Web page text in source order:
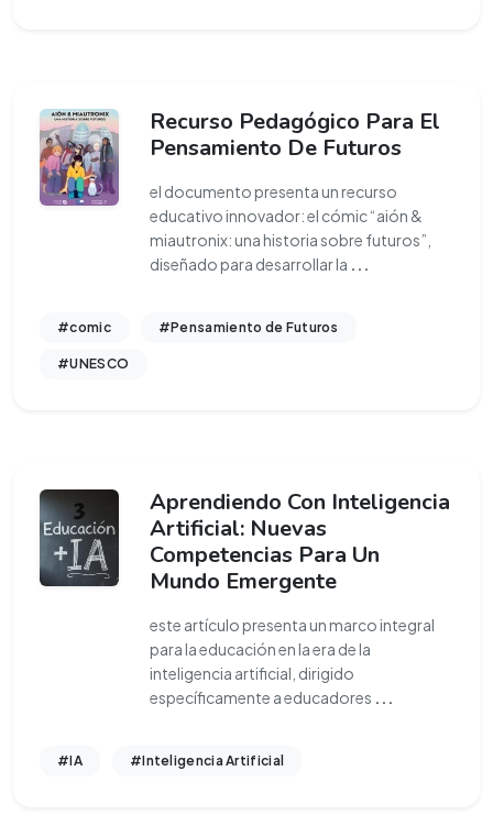
Recurso Pedagógico Para El
Pensamiento De Futuros
el documento presenta un recurso
educativo innovador: el cómic “aión &
miautronix: una historia sobre futuros”,
diseñado para desarrollar la ...
#comic #Pensamiento de Futuros
#UNESCO
Aprendiendo Con Inteligencia
Artificial: Nuevas
Competencias Para Un
Mundo Emergente
este artículo presenta un marco integral
para la educación en la era de la
inteligencia artificial, dirigido
específicamente a educadores ...
#IA #Inteligencia Artificial